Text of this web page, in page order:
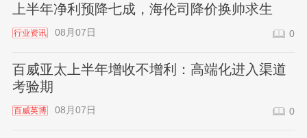
上半年净利预降七成，海伦司降价换帅求生
行业资讯 08月07日 0
百威亚太上半年增收不增利：高端化进入渠道
考验期
百威英博 08月07日 0